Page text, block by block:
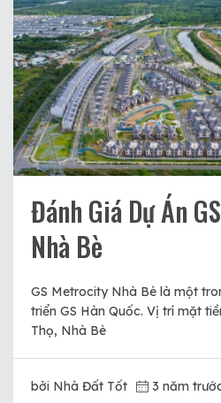
Đánh Giá Dự Án
Nhà Bè
GS Metrocity Nhà Bè là một
triển GS Hàn Quốc. Vị trí mặt
Thọ, Nhà Bè
bởi Nhà Đất Tốt 3 năm